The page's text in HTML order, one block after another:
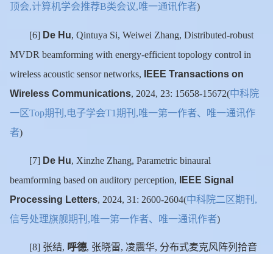
顶会,计算机学会推荐B类会议,唯一通讯作者)
[6] De Hu, Qintuya Si, Weiwei Zhang, Distributed-robust
MVDR beamforming with energy-efficient topology control in
wireless acoustic sensor networks, IEEE Transactions on
Wireless Communications, 2024, 23: 15658-15672(中科院
一区Top期刊 ,电子学会T1期刊 ,唯一第一作者、唯一通讯作
者)
[7] De Hu, Xinzhe Zhang, Parametric binaural
beamforming based on auditory perception, IEEE Signal
Processing Letters, 2024, 31: 2600-2604(中科院二区期刊 ,
信号处理旗舰期刊 ,唯一第一作者、唯一通讯作者)
[8] 张结, 呼德, 张晓雷, 凌震华, 分布式麦克风阵列拾音